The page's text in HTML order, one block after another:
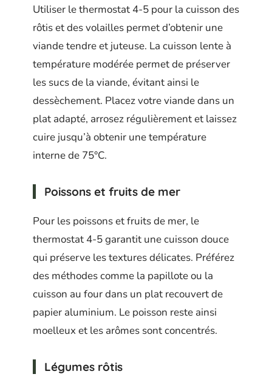
Utiliser le thermostat 4-5 pour la cuisson des
rôtis et des volailles permet d’obtenir une
viande tendre et juteuse. La cuisson lente à
température modérée permet de préserver
les sucs de la viande, évitant ainsi le
dessèchement. Placez votre viande dans un
plat adapté, arrosez régulièrement et laissez
cuire jusqu’à obtenir une température
interne de 75°C.
Poissons et fruits de mer
Pour les poissons et fruits de mer, le
thermostat 4-5 garantit une cuisson douce
qui préserve les textures délicates. Préférez
des méthodes comme la papillote ou la
cuisson au four dans un plat recouvert de
papier aluminium. Le poisson reste ainsi
moelleux et les arômes sont concentrés.
Légumes rôtis